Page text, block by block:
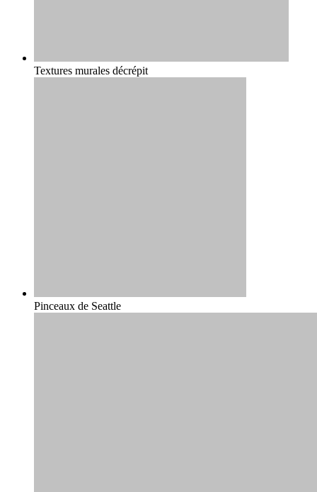
Textures murales décrépit
Pinceaux de Seattle